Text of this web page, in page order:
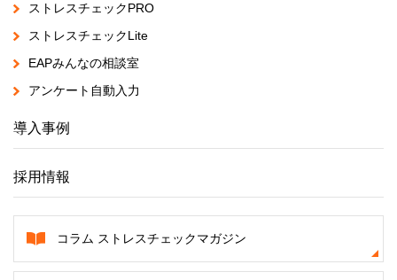
ストレスチェックPRO
ストレスチェックLite
EAPみんなの相談室
アンケート自動入力
導入事例
採用情報
コラム ストレスチェックマガジン